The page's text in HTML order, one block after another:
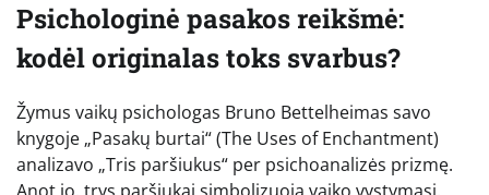
Psichologinė pasakos reikšmė:
kodėl originalas toks svarbus?
Žymus vaikų psichologas Bruno Bettelheimas savo
knygoje „Pasakų burtai“ (The Uses of Enchantment)
analizavo „Tris paršiukus“ per psichoanalizės prizmę.